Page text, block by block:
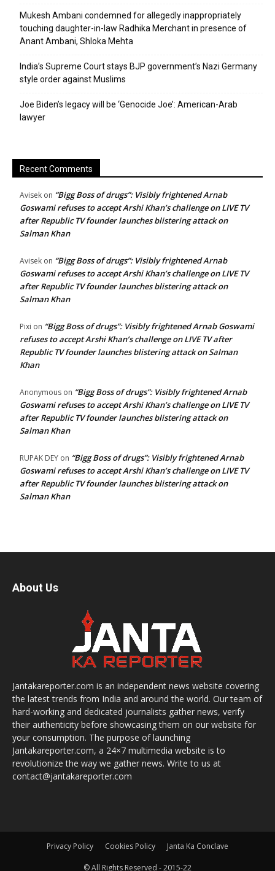
Mukesh Ambani condemned for allegedly inappropriately
touching daughter-in-law Radhika Merchant in presence of
Anant Ambani, Shloka Mehta
India’s Supreme Court stays BJP government’s Nazi Germany
style order against Muslims
Joe Biden’s legacy will be ‘Genocide Joe’: American-Arab
lawyer
Recent Comments
Avisek on “Bigg Boss of drugs”: Visibly frightened Arnab
Goswami refuses to accept Arshi Khan’s challenge on LIVE TV
after Republic TV founder launches blistering attack on
Salman Khan
Avisek on “Bigg Boss of drugs”: Visibly frightened Arnab
Goswami refuses to accept Arshi Khan’s challenge on LIVE TV
after Republic TV founder launches blistering attack on
Salman Khan
Pixi on “Bigg Boss of drugs”: Visibly frightened Arnab Goswami
refuses to accept Arshi Khan’s challenge on LIVE TV after
Republic TV founder launches blistering attack on Salman
Khan
Anonymous on “Bigg Boss of drugs”: Visibly frightened Arnab
Goswami refuses to accept Arshi Khan’s challenge on LIVE TV
after Republic TV founder launches blistering attack on
Salman Khan
RUPAK DEY on “Bigg Boss of drugs”: Visibly frightened Arnab
Goswami refuses to accept Arshi Khan’s challenge on LIVE TV
after Republic TV founder launches blistering attack on
Salman Khan
About Us
Jantakareporter.com is an independent news website covering
the latest trends from India and around the world. Our team of
hard-working and dedicated journalists gather news, verify
their authenticity before showcasing them on our website for
your consumption. The purpose of launching
Jantakareporter.com, a 24×7 multimedia website is to
revolutionize the way we gather news. Write to us at
contact@jantakareporter.com
Privacy Policy Cookies Policy Janta Ka Conclave
© All Rights Reserved - 2015-22